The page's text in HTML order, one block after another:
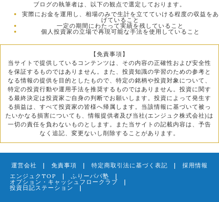
ブログの執筆者は、以下の観点で選定しております。
実際にお金を運用し、相場のみで生計を立てていける程度の収益をあ
げていること
一定の期間にわたって実績を残していること
個人投資家の立場で再現可能な手法を使用していること
【免責事項】
当サイトで提供しているコンテンツは、その内容の正確性および安全性
を保証するものではありません。また、投資知識の学習のための参考と
なる情報の提供を目的としたもので、特定の銘柄や投資対象について、
特定の投資行動や運用手法を推奨するものではありません。投資に関す
る最終決定は投資家ご自身の判断でお願いします。投資によって発生す
る損益は、すべて投資家の皆様へ帰属します。当該情報に基づいて被っ
たいかなる損害についても、情報提供者及び当社(エンジュク株式会社)は
一切の責任を負わないものとします。また当サイトの記載内容は、予告
なく追記、変更ないし削除することがあります。
運営会社 | 免責事項 | 特定商取引法に基づく表記 | 採用情報
エンジュクTOP
| ふりーパパ塾 |
オプション・キャッシュフロークラブ |
投資日記ステーション
|